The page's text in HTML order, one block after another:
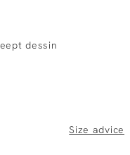
dessin
Size advice